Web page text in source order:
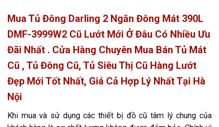
Mua Tủ Đông Darling 2 Ngăn Đông Mát 390L
DMF-3999W2 Cũ Lướt Mới Ở Đâu Có Nhiều Ưu
Đãi Nhất . Cửa Hàng Chuyên Mua Bán Tủ Mát
Cũ , Tủ Đông Cũ, Tủ Siêu Thị Cũ Hàng Lướt
Đẹp Mới Tốt Nhất, Giá Cả Hợp Lý Nhất Tại Hà
Nội
Khi mua và sử dụng các thiết bị đồ cũ tâm lý chung của